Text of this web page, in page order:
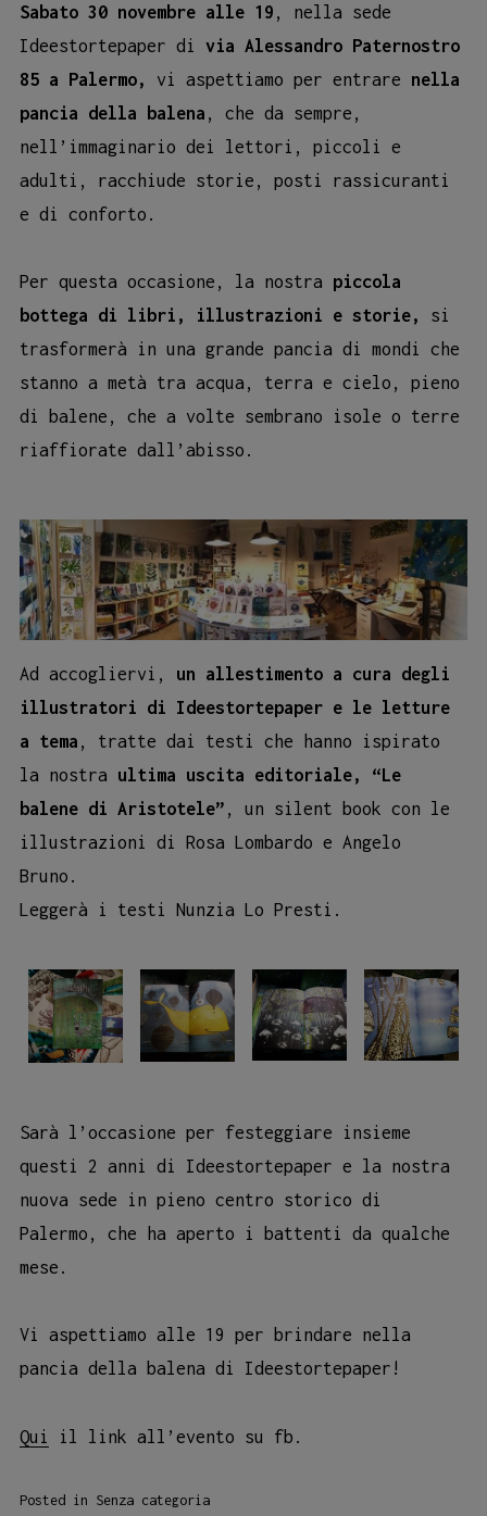
Sabato 30 novembre alle 19 , nella sede
Ideestortepaper di via Alessandro Paternostro
85 a Palermo,
vi aspettiamo per entrare nella
pancia della balena , che da sempre,
nell’immaginario dei lettori, piccoli e
adulti, racchiude storie, posti rassicuranti
e di conforto.
Per questa occasione, la nostra piccola
bottega di libri, illustrazioni e storie,
si
trasformerà in una grande pancia di mondi che
stanno a metà tra acqua, terra e cielo, pieno
di balene, che a volte sembrano isole o terre
riaffiorate dall’abisso.
Ad accogliervi, un allestimento a cura degli
illustratori di Ideestortepaper e le letture
a tema , tratte dai testi che hanno ispirato
la nostra ultima uscita editoriale, “Le
balene di Aristotele” , un silent book con le
illustrazioni di Rosa Lombardo e Angelo
Bruno.
Leggerà i testi Nunzia Lo Presti.
Sarà l’occasione per festeggiare insieme
questi 2 anni di Ideestortepaper e la nostra
nuova sede in pieno centro storico di
Palermo, che ha aperto i battenti da qualche
mese.
Vi aspettiamo alle 19 per brindare nella
pancia della balena di Ideestortepaper!
Qui il link all’evento su fb.
Posted in Senza categoria